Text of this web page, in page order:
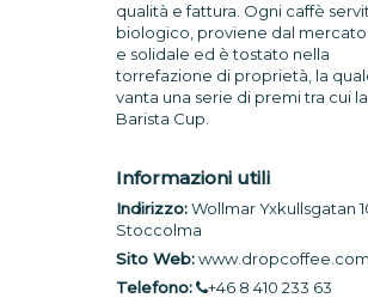
qualità e fattura. Ogni caffè
biologico, proviene dal
e solidale ed è tostato nella
torrefazione di proprietà, la
vanta una serie di premi tra cui la
Barista Cup.
Informazioni utili
Indirizzo:Wollmar Yxkullsgatan
Stoccolma
Sito Web: www.dropcoffee.com
Telefono:
+46 8 410 233 63